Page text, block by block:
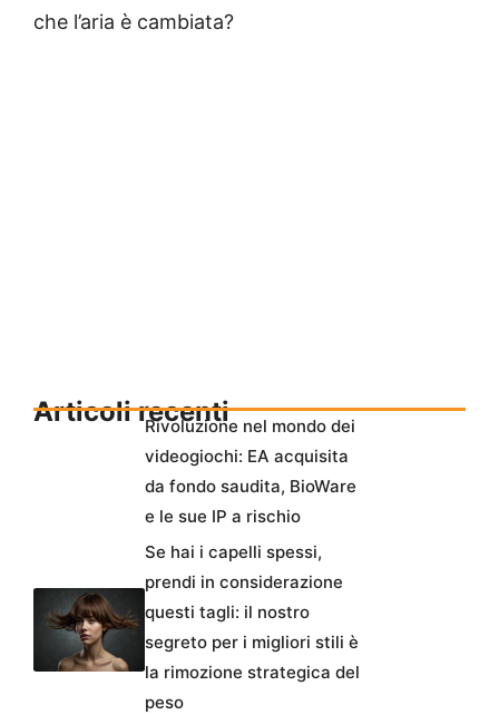
che l’aria è cambiata?
Articoli recentiRivoluzione nel mondo dei
videogiochi: EA acquisita
da fondo saudita, BioWare
e le sue IP a rischio
Se hai i capelli spessi,
prendi in considerazione
questi tagli: il nostro
segreto per i migliori stili è
la rimozione strategica del
peso